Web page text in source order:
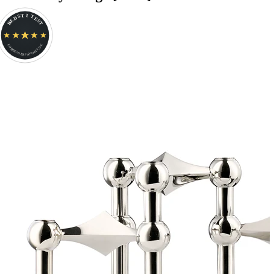
BEDST I TEST
FORBRUGERFAVORIT.DK